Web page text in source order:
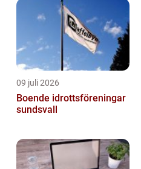
09 juli 2026
Boende idrottsföreningar
sundsvall